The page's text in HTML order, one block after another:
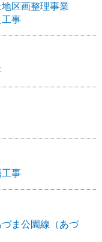
区画整理事業
事
事
ま公園線（あづ